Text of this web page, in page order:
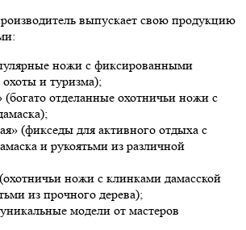
выпускает свою продукцию
ножи с фиксированными
и туризма);
(богато отделанные охотничьи ножи с
(фикседы для активного отдыха с
и рукоятьми из различной
ножи с клинками дамасской
из прочного дерева);
модели от мастеров